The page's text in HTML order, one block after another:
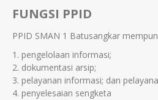
FUNGSI PPID
PPID SMAN 1 Batusangkar
1. pengelolaan informasi;
2. dokumentasi arsip;
3. pelayanan informasi; dan
4. penyelesaian sengketa